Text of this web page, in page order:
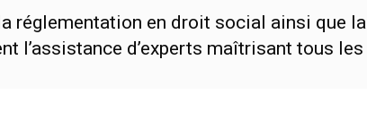
réglementation en droit social ainsi que
l’assistance d’experts maîtrisant tous